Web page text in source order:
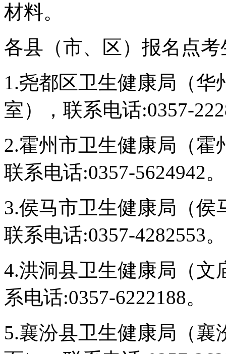
材料。
各县（市、区）报名点
1.尧都区卫生健康局（华
室），联系电话:0357-
2.霍州市卫生健康局（
联系电话:0357-5624942。
3.侯马市卫生健康局（侯
联系电话:0357-4282553。
4.洪洞县卫生健康局（文
系电话:0357-6222188。
5.襄汾县卫生健康局（